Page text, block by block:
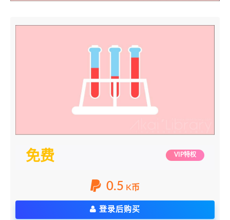
免费 VIP特权
0.5 K币
登录后购买